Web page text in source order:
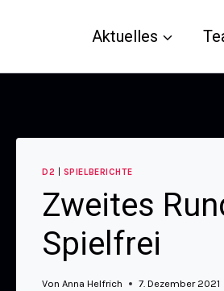
Aktuelles
D2 SPIELBERICHTE
Zweites
Spielfrei
Von Anna Helfrich 7. Dezember 2021